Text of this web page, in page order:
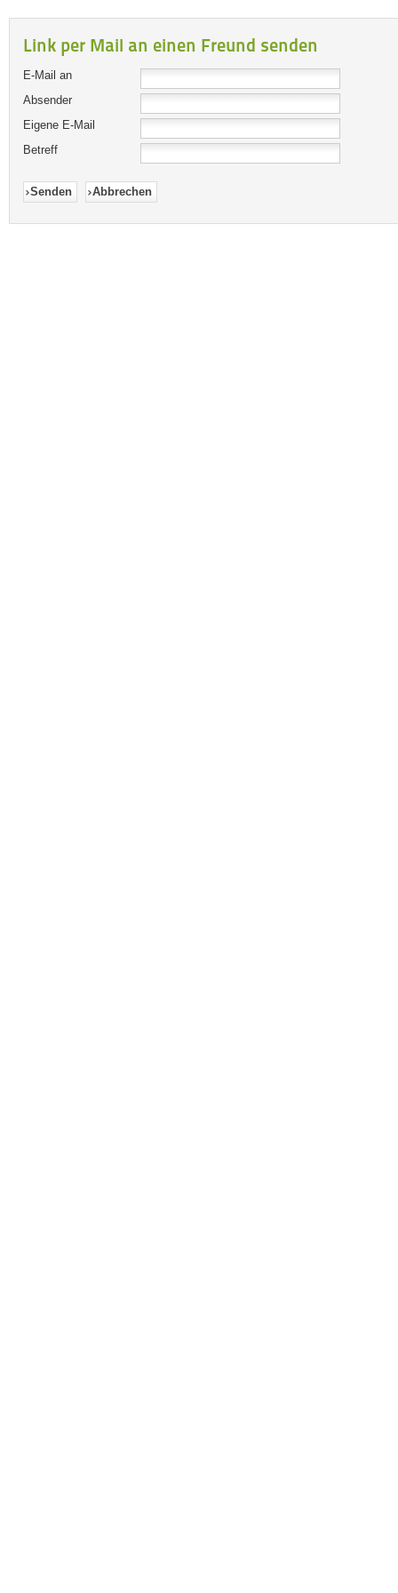
Link per Mail an einen Freund senden
E-Mail an
Absender
Eigene E-Mail
Betreff
Senden Abbrechen